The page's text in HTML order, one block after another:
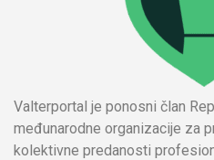
Valterportal je ponosni član
međunarodne organizacije za
kolektivne predanosti